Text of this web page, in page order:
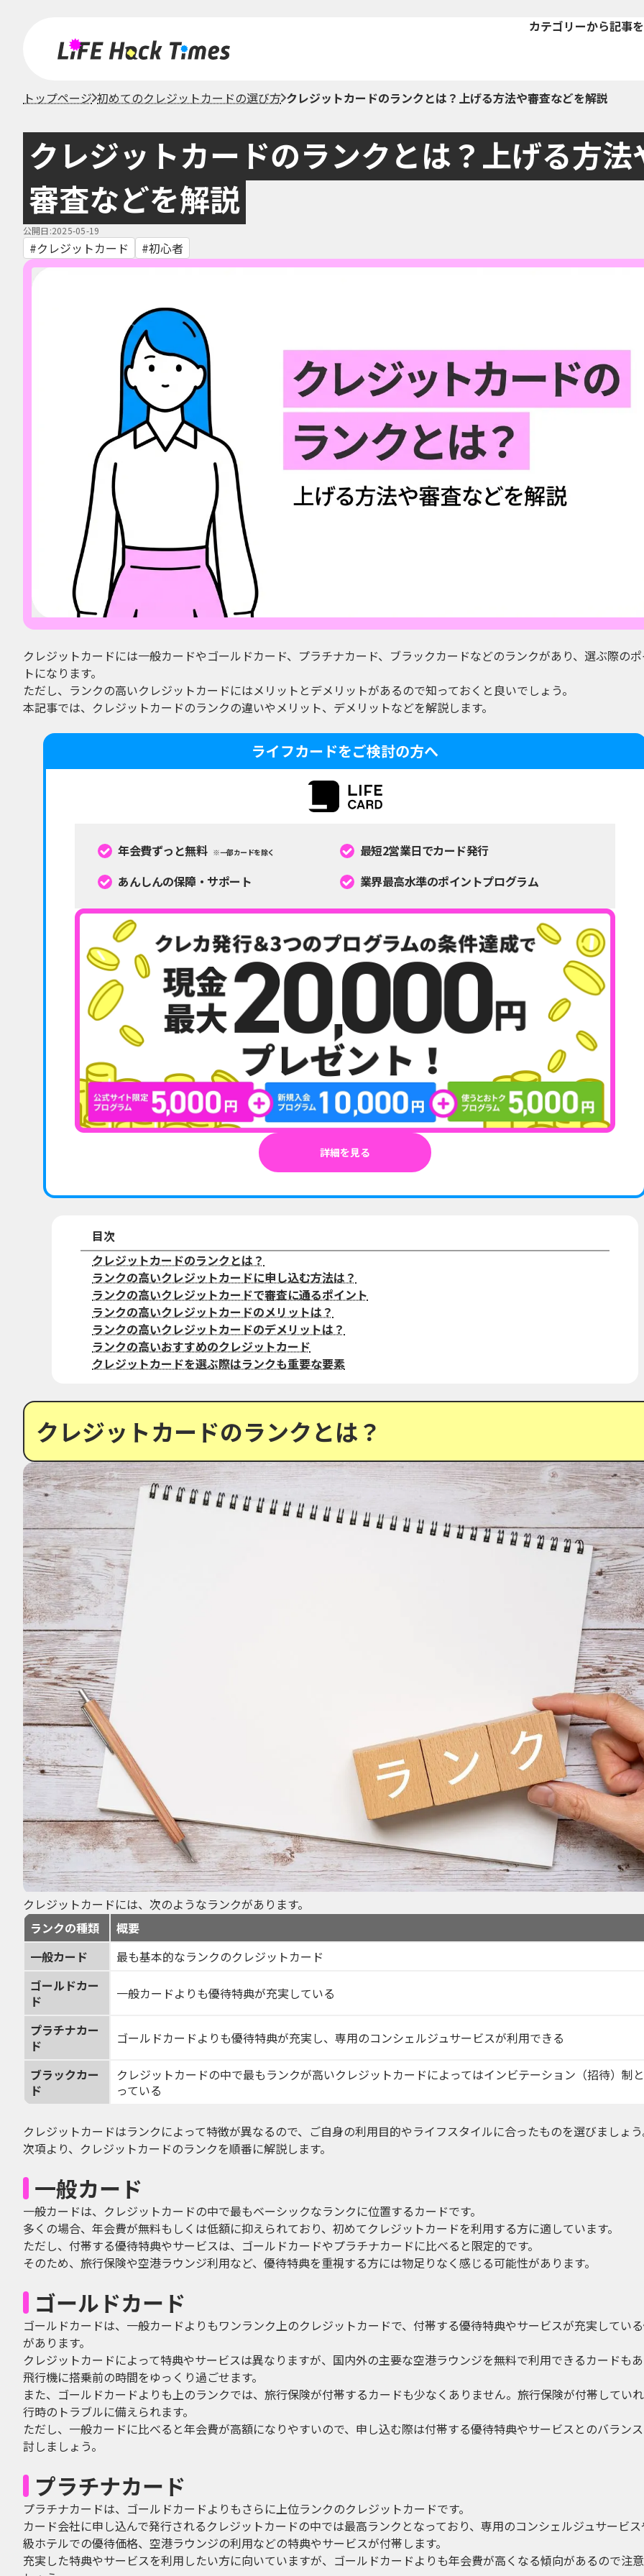
カテゴリーから記事
トップページ 初めてのクレジットカードの選び方 クレジットカードのランクとは？上げる方法や審査などを解説
クレジットカードのランクとは？上げる方法
審査などを解説
公開日:2025-05-19
クレジットカード 初心者
クレジットカードには一般カードやゴールドカード、プラチナカード、ブラックカードなどのランクがあり、選ぶ際の
トになります。
ただし、ランクの高いクレジットカードにはメリットとデメリットがあるので知っておくと良いでしょう。
本記事では、クレジットカードのランクの違いやメリット、デメリットなどを解説します。
ライフカードをご検討の方へ
年会費ずっと無料 ※一部カードを除く
最短2営業日でカード発行
あんしんの保障・サポート
業界最高水準のポイントプログラム
詳細を見る
目次
クレジットカードのランクとは？
ランクの高いクレジットカードに申し込む方法は？
ランクの高いクレジットカードで審査に通るポイント
ランクの高いクレジットカードのメリットは？
ランクの高いクレジットカードのデメリットは？
ランクの高いおすすめのクレジットカード
クレジットカードを選ぶ際はランクも重要な要素
クレジットカードのランクとは？
クレジットカードには、次のようなランクがあります。
ランクの種類
概要
一般カード
最も基本的なランクのクレジットカード
ゴールドカー
ド
一般カードよりも優待特典が充実している
プラチナカー
ド
ゴールドカードよりも優待特典が充実し、専用のコンシェルジュサービスが利用できる
ブラックカー
ド
クレジットカードの中で最もランクが高いクレジットカードによってはインビテーション（招待）制
っている
クレジットカードはランクによって特徴が異なるので、ご自身の利用目的やライフスタイルに合ったものを選びましょ
次項より、クレジットカードのランクを順番に解説します。
一般カード
一般カードは、クレジットカードの中で最もベーシックなランクに位置するカードです。
多くの場合、年会費が無料もしくは低額に抑えられており、初めてクレジットカードを利用する方に適しています。
ただし、付帯する優待特典やサービスは、ゴールドカードやプラチナカードに比べると限定的です。
そのため、旅行保険や空港ラウンジ利用など、優待特典を重視する方には物足りなく感じる可能性があります。
ゴールドカード
ゴールドカードは、一般カードよりもワンランク上のクレジットカードで、付帯する優待特典やサービスが充実してい
があります。
クレジットカードによって特典やサービスは異なりますが、国内外の主要な空港ラウンジを無料で利用できるカードも
飛行機に搭乗前の時間をゆっくり過ごせます。
また、ゴールドカードよりも上のランクでは、旅行保険が付帯するカードも少なくありません。旅行保険が付帯してい
行時のトラブルに備えられます。
ただし、一般カードに比べると年会費が高額になりやすいので、申し込む際は付帯する優待特典やサービスとのバラン
討しましょう。
プラチナカード
プラチナカードは、ゴールドカードよりもさらに上位ランクのクレジットカードです。
カード会社に申し込んで発行されるクレジットカードの中では最高ランクとなっており、専用のコンシェルジュサービ
級ホテルでの優待価格、空港ラウンジの利用などの特典やサービスが付帯します。
充実した特典やサービスを利用したい方に向いていますが、ゴールドカードよりも年会費が高くなる傾向があるので注